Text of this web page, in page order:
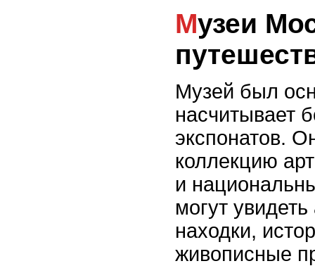
Музеи Москвы: загадочное
Музей был
насчитывает
экспонатов.
коллекцию
и
могут
находки,
живописные